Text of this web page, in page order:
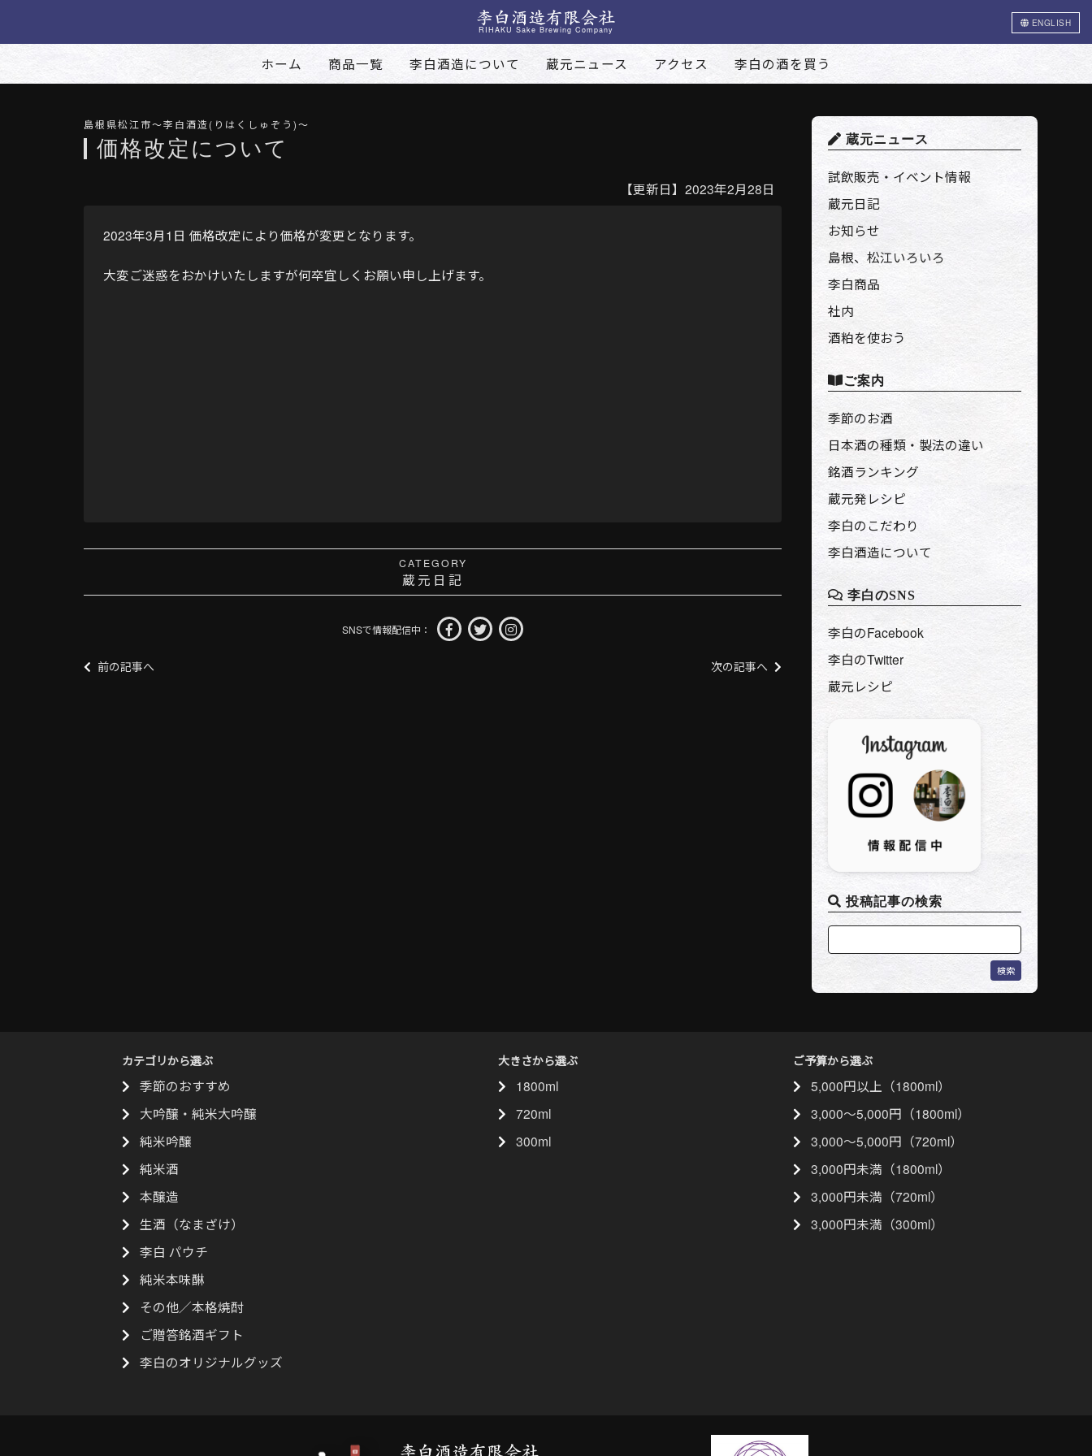
RIHAKU Sake Brewing Company
ENGLISH
ホーム 商品一覧 李白酒造について 蔵元ニュース アクセス 李白の酒を買う
島根県松江市〜李白酒造(りはくしゅぞう)〜
価格改定について
【更新日】2023年2月28日
2023年3月1日 価格改定により価格が変更となります。
大変ご迷惑をおかけいたしますが何卒宜しくお願い申し上げます。
CATEGORY
蔵元日記
SNSで情報配信中：
前の記事へ 次の記事へ
蔵元ニュース
試飲販売・イベント情報
蔵元日記
お知らせ
島根、松江いろいろ
李白商品
社内
酒粕を使おう
ご案内
季節のお酒
日本酒の種類・製法の違い
銘酒ランキング
蔵元発レシピ
李白のこだわり
李白酒造について
李白のSNS
李白のFacebook
李白のTwitter
蔵元レシピ
投稿記事の検索
カテゴリから選ぶ
季節のおすすめ
大吟醸・純米大吟醸
純米吟醸
純米酒
本醸造
生酒（なまざけ）
李白 パウチ
純米本味醂
その他／本格焼酎
ご贈答銘酒ギフト
李白のオリジナルグッズ
大きさから選ぶ
1800ml
720ml
300ml
ご予算から選ぶ
5,000円以上（1800ml）
3,000〜5,000円（1800ml）
3,000〜5,000円（720ml）
3,000円未満（1800ml）
3,000円未満（720ml）
3,000円未満（300ml）